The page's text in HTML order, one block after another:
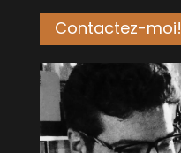
Contactez-moi!